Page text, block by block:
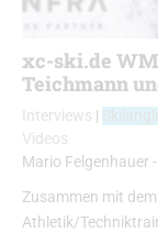
xc-ski.de
Teichmann
Interviews |
Videos
Mario Felgenhauer -
Zusammen mit
Athletik/